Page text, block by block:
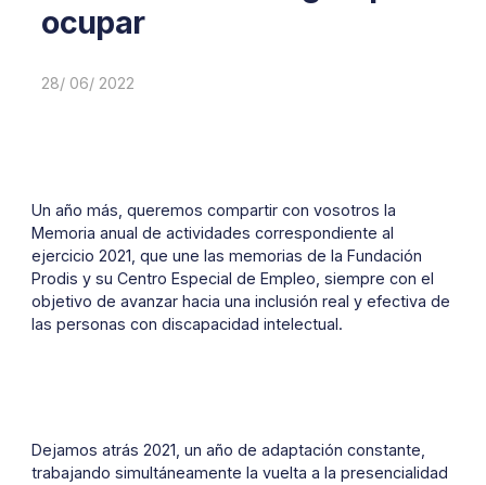
ocupar
28/ 06/ 2022
Un año más, queremos compartir con vosotros la
Memoria anual de actividades correspondiente al
ejercicio 2021, que une las memorias de la Fundación
Prodis y su Centro Especial de Empleo, siempre con el
objetivo de avanzar hacia una inclusión real y efectiva de
las personas con discapacidad intelectual.
Dejamos atrás 2021, un año de adaptación constante,
trabajando simultáneamente la vuelta a la presencialidad